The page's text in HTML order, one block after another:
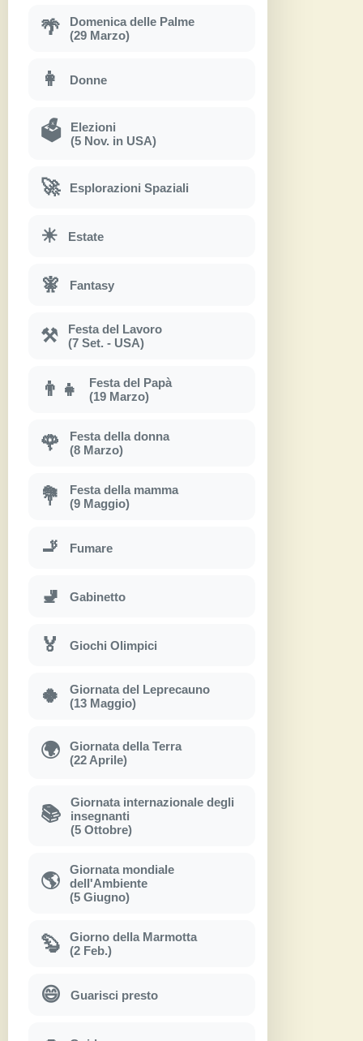
🌴
Domenica delle Palme
(29 Marzo)
👩 Donne
🗳
Elezioni
(5 Nov. in USA)
🚀 Esplorazioni Spaziali
☀ Estate
🧚 Fantasy
⚒
Festa del Lavoro
(7 Set. - USA)
👨‍👧
Festa del Papà
(19 Marzo)
🌹
Festa della donna
(8 Marzo)
💐
Festa della mamma
(9 Maggio)
🚬 Fumare
🚽 Gabinetto
🏅 Giochi Olimpici
🍀
Giornata del Leprecauno
(13 Maggio)
🌍
Giornata della Terra
(22 Aprile)
📚
Giornata internazionale degli
insegnanti
(5 Ottobre)
🌎
Giornata mondiale
dell'Ambiente
(5 Giugno)
🦫
Giorno della Marmotta
(2 Feb.)
😄 Guarisci presto